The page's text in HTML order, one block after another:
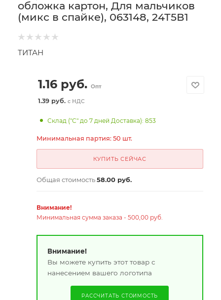
обложка картон, Для мальчиков
(микс в спайке), 063148, 24Т5В1
ТИТАН
1.16руб. Опт
1.39 руб. с НДС
Склад ("С" до 7 дней Доставка): 853
Минимальная партия: 50 шт.
КУПИТЬ СЕЙЧАС
Общая стоимость58.00 руб.
Внимание!
Минимальная сумма заказа - 500,00 руб.
Внимание!
Вы можете купить этот товар с
нанесением вашего логотипа
РАССЧИТАТЬ СТОИМОСТЬ